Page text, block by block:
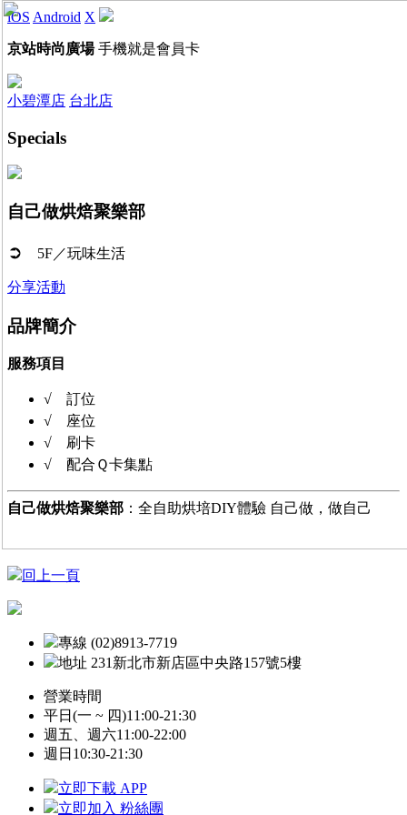
iOS Android X
京站時尚廣場手機就是會員卡
小碧潭店 台北店
Specials
自己做烘焙聚樂部
➲ 5F／玩味生活
分享活動
品牌簡介
服務項目
√ 訂位
√ 座位
√ 刷卡
√ 配合Ｑ卡集點
自己做烘焙聚樂部 ：全自助烘培DIY體驗 自己做，做自己
回上一頁
專線 (02)8913-7719
地址 231新北市新店區中央路157號5樓
營業時間
平日(一 ~ 四)11:00-21:30
週五、週六11:00-22:00
週日 10:30-21:30
立即下載 APP
立即加入 粉絲團